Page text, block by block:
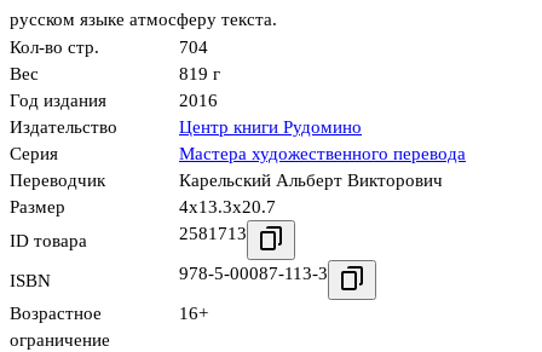
русском языке атмосферу текста.
Кол-во стр.
704
Вес
819 г
Год издания
2016
Издательство
Центр книги Рудомино
Серия
Мастера художественного перевода
Переводчик
Карельский Альберт Викторович
Размер
4x13.3x20.7
ID товара
2581713
ISBN 978-5-00087-113-3
Возрастное
ограничение
16+